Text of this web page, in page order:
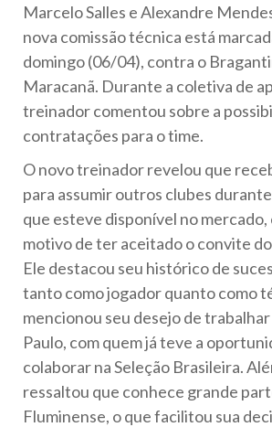
Marcelo Salles e Alexandre
nova comissão técnica está
domingo (06/04), contra o
Maracanã. Durante a coletiva de
treinador comentou sobre a
contratações para o time.
O novo treinador revelou que
para assumir outros clubes
que esteve disponível no mercado,
motivo de ter aceitado o convite
Ele destacou seu histórico de
tanto como jogador quanto como
mencionou seu desejo de
Paulo, com quem já teve a
colaborar na Seleção Brasileira.
ressaltou que conhece grande
Fluminense, o que facilitou sua